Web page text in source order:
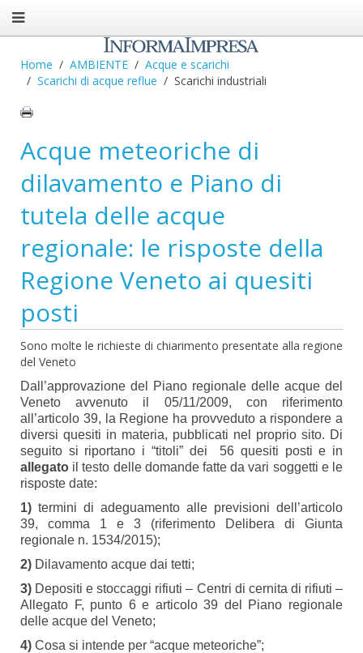
Home AMBIENTE
Acque e scarichi
Scarichi di acque reflue
Scarichi industriali
Acque meteoriche di
dilavamento e Piano di
tutela delle acque
regionale: le risposte della
Regione Veneto ai quesiti
posti
Sono molte le richieste di chiarimento presentate alla regione
del Veneto
Dall’approvazione del Piano regionale delle acque del
Veneto avvenuto il 05/11/2009, con riferimento
all’articolo 39, la Regione ha provveduto a rispondere a
diversi quesiti in materia, pubblicati nel proprio sito. Di
seguito si riportano i “titoli” dei 56 quesiti posti e in
allegato il testo delle domande fatte da vari soggetti e le
risposte date:
1) termini di adeguamento alle previsioni dell’articolo
39, comma 1 e 3 (riferimento Delibera di Giunta
regionale n. 1534/2015);
2) Dilavamento acque dai tetti;
3) Depositi e stoccaggi rifiuti – Centri di cernita di rifiuti –
Allegato F, punto 6 e articolo 39 del Piano regionale
delle acque del Veneto;
4) Cosa si intende per “acque meteoriche”;